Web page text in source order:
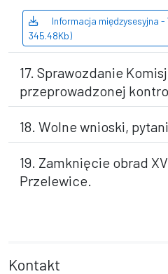
Informacja międzysesyjna -
345.48Kb)
17. Sprawozdanie
przeprowadzonej
18. Wolne wnioski,
19. Zamknięcie obrad
Przelewice.
Kontakt